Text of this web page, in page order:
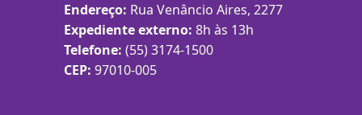
Endereço: Rua Venâncio Aires, 2277
Expediente externo: 8h às 13h
Telefone: (55) 3174-1500
CEP: 97010-005